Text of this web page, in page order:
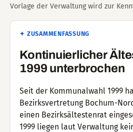
Vorlage der Verwaltung wird zur
✦ ZUSAMMENFASSUNG
Kontinuierlicher
1999 unterbrochen
Seit der Kommunalwahl 1999
Bezirksvertretung Bochum-
einen Bezirksältestenrat
1999 liegen laut Verwaltung